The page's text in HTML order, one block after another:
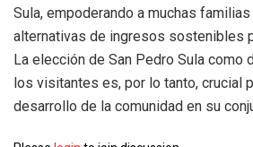
Sula, empoderando a muchas
alternativas de ingresos sostenibles
La elección de San Pedro Sula como
los visitantes es, por lo tanto, crucial
desarrollo de la comunidad en su